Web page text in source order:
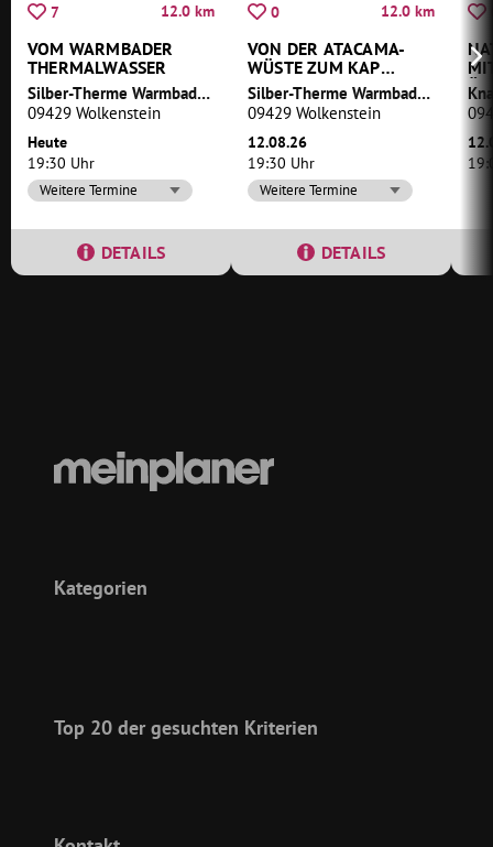
7 12.0 km
VOM WARMBADER
THERMALWASSER
Silber-Therme Warmbad Wolkenstein
09429 Wolkenstein
Heute
19:30 Uhr
Weitere Termine
DETAILS
0 12.0 km
VON DER ATACAMA-
WÜSTE ZUM KAP
HORN-EINE REISE
DURCH CHILE
Silber-Therme Warmbad Wolkenstein
09429 Wolkenstein
12.08.26
19:30 Uhr
Weitere Termine
DETAILS
Kategorien
Top 20 der gesuchten Kriterien